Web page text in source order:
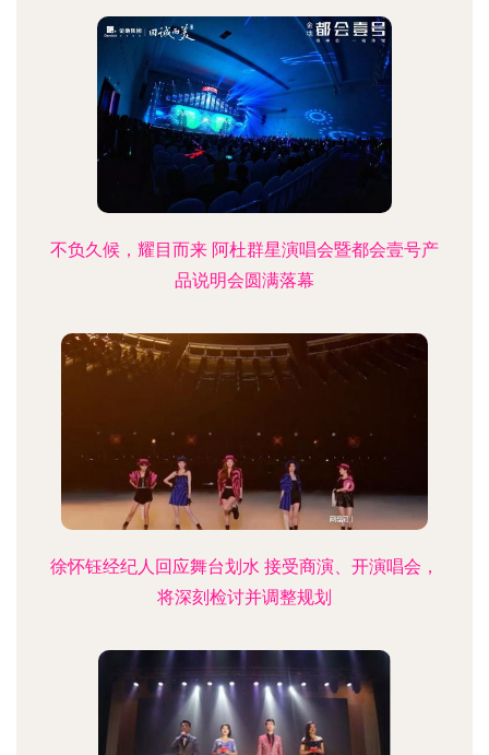
不负久候，耀目而来 阿杜群星演唱会暨都会壹号产
品说明会圆满落幕
徐怀钰经纪人回应舞台划水 接受商演、开演唱会，
将深刻检讨并调整规划